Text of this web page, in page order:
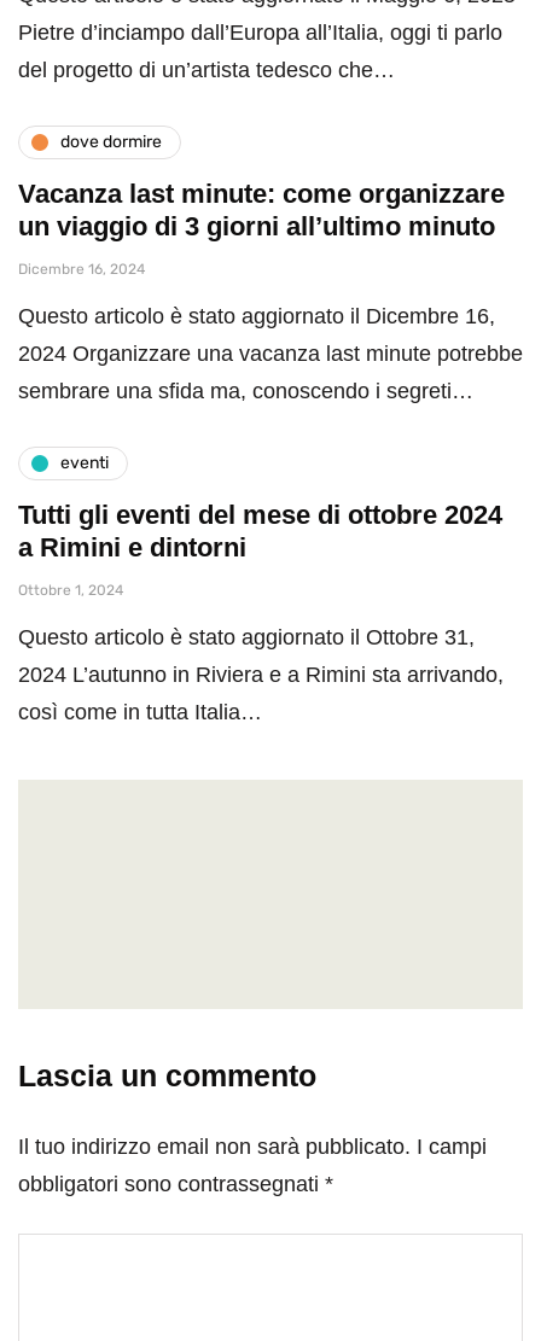
Pietre d’inciampo dall’Europa all’Italia, oggi ti parlo
del progetto di un’artista tedesco che…
dove dormire
Vacanza last minute: come organizzare
un viaggio di 3 giorni all’ultimo minuto
Dicembre 16, 2024
Questo articolo è stato aggiornato il Dicembre 16,
2024 Organizzare una vacanza last minute potrebbe
sembrare una sfida ma, conoscendo i segreti…
eventi
Tutti gli eventi del mese di ottobre 2024
a Rimini e dintorni
Ottobre 1, 2024
Questo articolo è stato aggiornato il Ottobre 31,
2024 L’autunno in Riviera e a Rimini sta arrivando,
così come in tutta Italia…
Lascia un commento
Il tuo indirizzo email non sarà pubblicato. I campi
obbligatori sono contrassegnati *